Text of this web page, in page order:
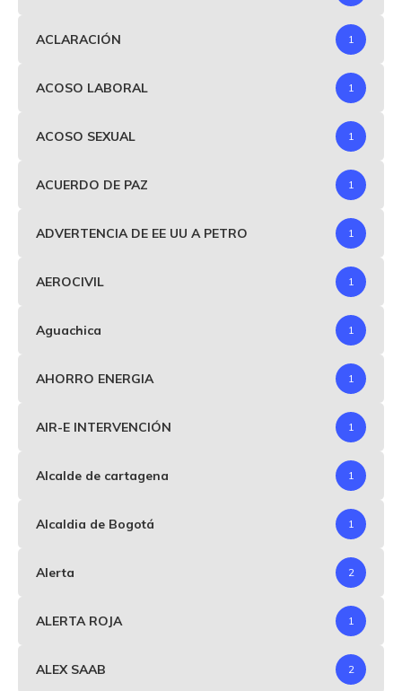
ACLARACIÓN 1
ACOSO LABORAL 1
ACOSO SEXUAL 1
ACUERDO DE PAZ 1
ADVERTENCIA DE EE UU A PETRO 1
AEROCIVIL 1
Aguachica 1
AHORRO ENERGIA 1
AIR-E INTERVENCIÓN 1
Alcalde de cartagena 1
Alcaldia de Bogotá 1
Alerta 2
ALERTA ROJA 1
ALEX SAAB 2